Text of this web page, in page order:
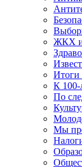
ЖКХ и
Итоги
К
По
Мы